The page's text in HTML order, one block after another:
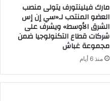
مارك فيلينتورف يتولى منصب
العضو المنتدب لـ«سي إن إس
الشرق الأوسط» ويشرف على
شركات قطاع التكنولوجيا ضمن
مجموعة غباش
منذ 6 أيام